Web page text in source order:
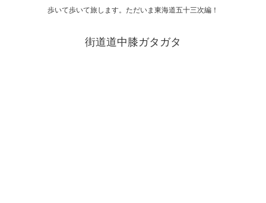
歩いて歩いて旅します。ただいま東海道五十三次編！
街道道中膝ガタガタ